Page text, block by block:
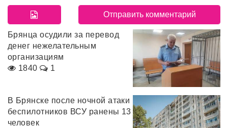
Брянца осудили за перевод
денег нежелательным
организациям
1840
1
В Брянске после ночной атаки
беспилотников ВСУ ранены 13
человек